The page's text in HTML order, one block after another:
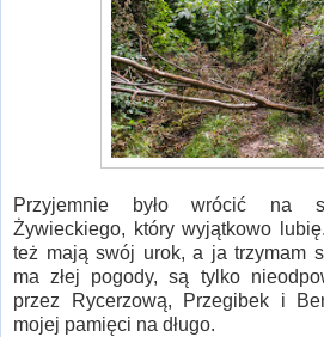
Przyjemnie było wrócić na
Żywieckiego, który wyjątkowo
też mają swój urok, a ja trzymam
ma złej pogody, są tylko
przez Rycerzową, Przegibek i
mojej pamięci na długo.